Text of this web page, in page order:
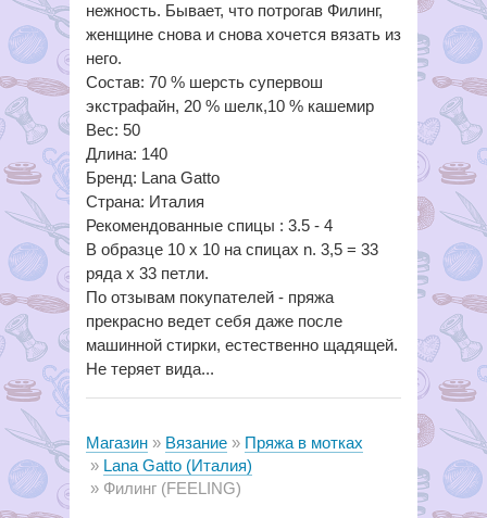
нежность. Бывает, что потрогав Филинг,
женщине снова и снова хочется вязать из
него.
Состав: 70 % шерсть супервош
экстрафайн, 20 % шелк,10 % кашемир
Вес: 50
Длина: 140
Бренд: Lana Gatto
Страна: Италия
Рекомендованные спицы : 3.5 - 4
В образце 10 x 10 на спицах n. 3,5 = 33
ряда х 33 петли.
По отзывам покупателей - пряжа
прекрасно ведет себя даже после
машинной стирки, естественно щадящей.
Не теряет вида...
Магазин Вязание
Пряжа в мотках
Lana Gatto (Италия)
Филинг (FEELING)